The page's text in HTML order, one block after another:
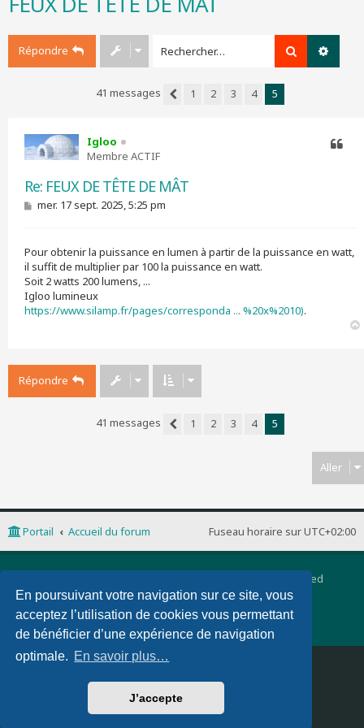
En poursuivant votre navigation sur ce site, vous
acceptez l’utilisation de cookies vous permettant
de bénéficier d’une expérience de navigation
optimale. En savoir plus…
J’accepte
Répondre Rechercher
41 messages
1 2 3 4 5
Igloo
Membre ACTIF
Re: FEUX DE TÊTE DE MÂT
M
a
g
e
mer. 17 sept. 2025, 5:25 pm
Pour obtenir la puissance en lumen à partir de la puissance en watt,
il suffit de multiplier par 100 la puissance en watt.
Soit 2 watts 200 lumens, ...
Igloo lumineux
https://www.silamp.fr/pages/corresponda ... %20x%2010).
Répondre
41 messages
1 2 3 4 5
Aller
Fuseau horaire surUTC+02:00
Portail Accueil du forum
® Forum Software © phpBB Limited
Traduction française officielle©Qiaeru
phpBB 3 Quarto theme by
PixelGoose Studio
Confidentialité|Conditions